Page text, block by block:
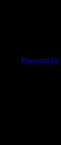
Powered by